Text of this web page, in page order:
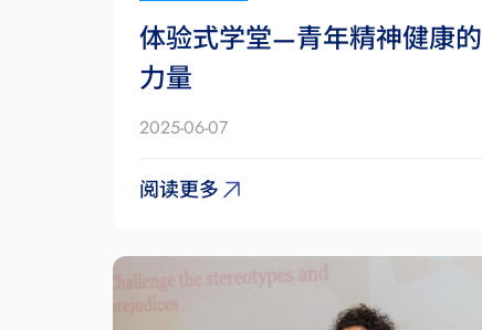
体验式学堂—青年精神健康的
力量
2025-06-07
阅读更多